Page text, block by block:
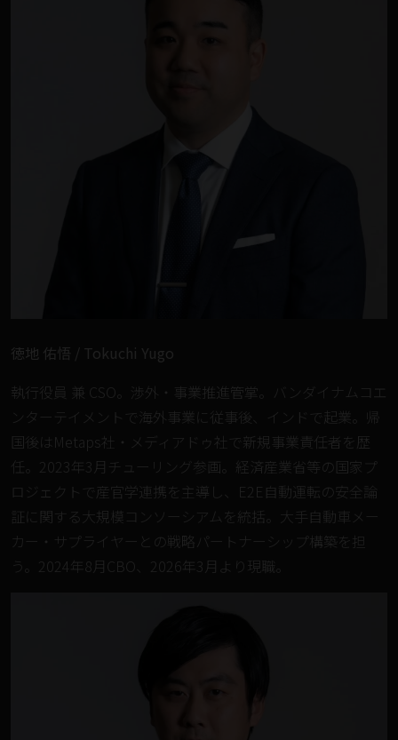
徳地 佑悟 / Tokuchi Yugo
執行役員 兼 CSO。渉外・事業推進管掌。バンダイナムコエ
ンターテイメントで海外事業に従事後、インドで起業。帰
国後はMetaps社・メディアドゥ社で新規事業責任者を歴
任。2023年3月チューリング参画。経済産業省等の国家プ
ロジェクトで産官学連携を主導し、E2E自動運転の安全論
証に関する大規模コンソーシアムを統括。大手自動車メー
カー・サプライヤーとの戦略パートナーシップ構築を担
う。2024年8月CBO、2026年3月より現職。